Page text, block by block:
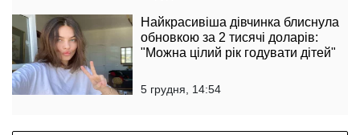
Найкрасивіша дівчинка блиснула
обновкою за 2 тисячі доларів:
"Можна цілий рік годувати дітей"
5 грудня, 14:54